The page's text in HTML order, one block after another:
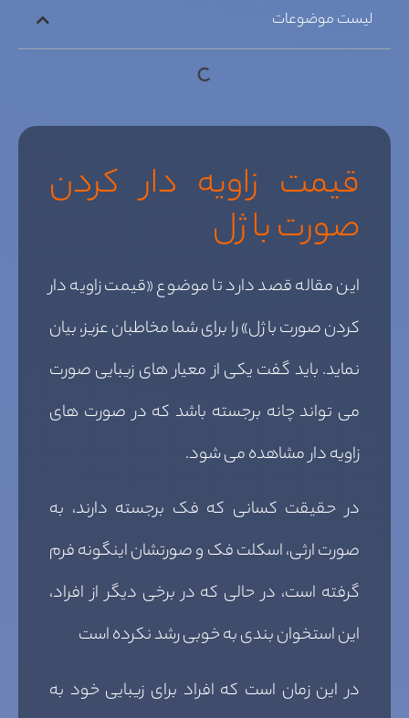
لیست موضوعات
قیمت زاویه دار کردن
صورت با ژل
این مقاله قصد دارد تا موضوع «قیمت زاویه دار
کردن صورت با ژل» را برای شما مخاطبان عزیز، بیان
نماید. باید گفت یکی از معیار های زیبایی صورت
می تواند چانه برجسته باشد که در صورت های
زاویه دار مشاهده می شود.
در حقیقت کسانی که فک برجسته دارند، به
صورت ارثی، اسکلت فک و صورتشان اینگونه فرم
گرفته است، در حالی که در برخی دیگر از افراد،
این استخوان بندی به خوبی رشد نکرده است
در این زمان است که افراد برای زیبایی خود به